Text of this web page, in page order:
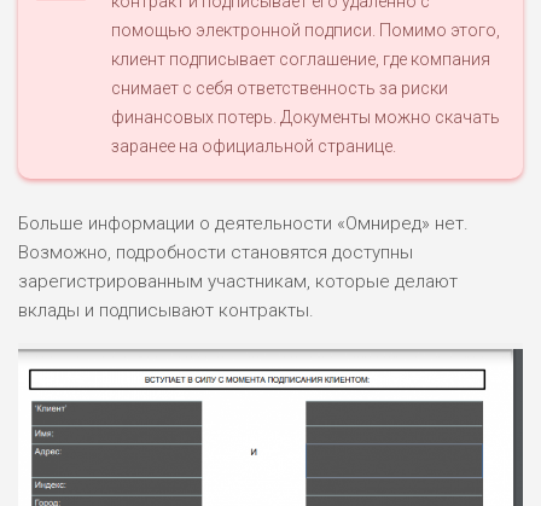
ВСЕМ
ДОХОД: НИЗКИЙ
БЮДЖЕТ: НИЗКИЙ
ОБЗОР
0
РИСКИ: НИЗКИЕ
ДОХОД: СРЕДНИЙ
БЮДЖЕТ: НИЗКИЙ
ОБЗОР
помощью электронной подписи. Помимо этого,
клиент подписывает соглашение, где компания
снимает с себя ответственность за риски
финансовых потерь. Документы можно скачать
заранее на официальной странице.
Больше информации о деятельности «Омниред» нет.
Возможно, подробности становятся доступны
зарегистрированным участникам, которые делают
вклады и подписывают контракты.